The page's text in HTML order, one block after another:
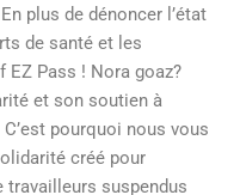
plus de dénoncer l’état
de santé et les
Pass ! Nora goaz?
et son soutien à
pourquoi nous vous
créé pour
suspendus